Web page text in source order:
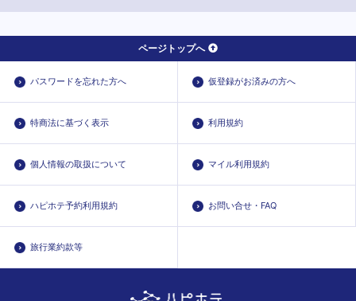
ページトップへ
パスワードを忘れた方へ 仮登録がお済みの方へ
特商法に基づく表示 利用規約
個人情報の取扱について マイル利用規約
ハピホテ予約利用規約 お問い合せ・FAQ
旅行業約款等